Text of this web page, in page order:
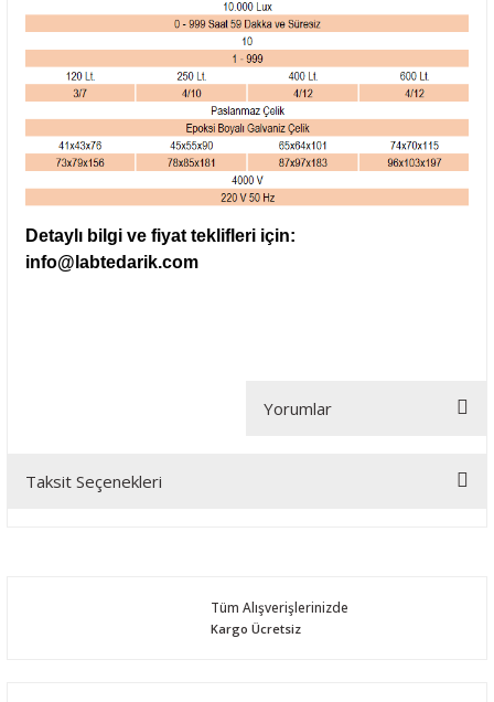
Detaylı bilgi ve fiyat teklifleri için:
info@labtedarik.com
Yorumlar
Taksit Seçenekleri
Tüm Alışverişlerinizde
Kargo Ücretsiz